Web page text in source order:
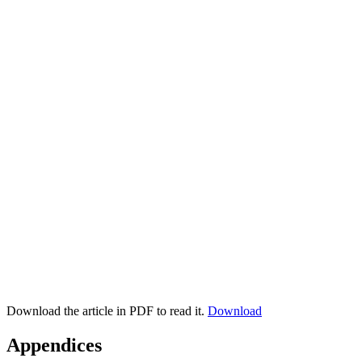
Download the article in PDF to read it. Download
Appendices